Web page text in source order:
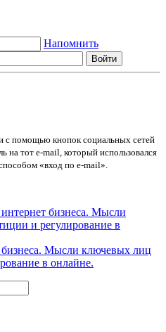
Напомнить
с помощью кнопок социальных сетей
на тот e-mail, который использовался
«вход по e-mail».
Мысли ключевых лиц
в онлайне.